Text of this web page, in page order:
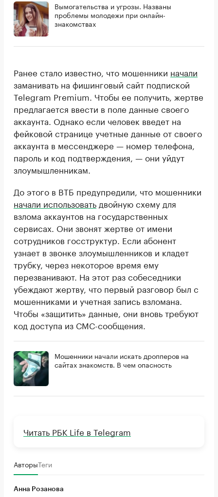
Вымогательства и угрозы. Названы
проблемы молодежи при онлайн-
знакомствах
Ранее стало известно, что мошенники начали
заманивать на фишинговый сайт подпиской
Telegram Premium. Чтобы ее получить, жертве
предлагается ввести в поле данные своего
аккаунта. Однако если человек введет на
фейковой странице учетные данные от своего
аккаунта в мессенджере — номер телефона,
пароль и код подтверждения, — они уйдут
злоумышленникам.
До этого в ВТБ предупредили, что мошенники
начали использовать двойную схему для
взлома аккаунтов на государственных
сервисах. Они звонят жертве от имени
сотрудников госструктур. Если абонент
узнает в звонке злоумышленников и кладет
трубку, через некоторое время ему
перезванивают. На этот раз собеседники
убеждают жертву, что первый разговор был с
мошенниками и учетная запись взломана.
Чтобы «защитить» данные, они вновь требуют
код доступа из СМС-сообщения.
Мошенники начали искать дропперов на
сайтах знакомств. В чем опасность
Читать РБК Life в Telegram
АвторыТеги
Анна Розанова